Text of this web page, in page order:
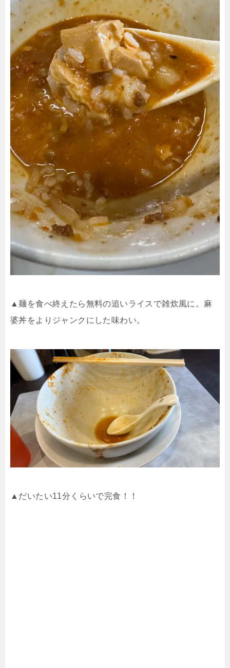
▲麺を食べ終えたら無料の追いライスで雑炊風に。麻
婆丼をよりジャンクにした味わい。
▲だいたい11分くらいで完食！！